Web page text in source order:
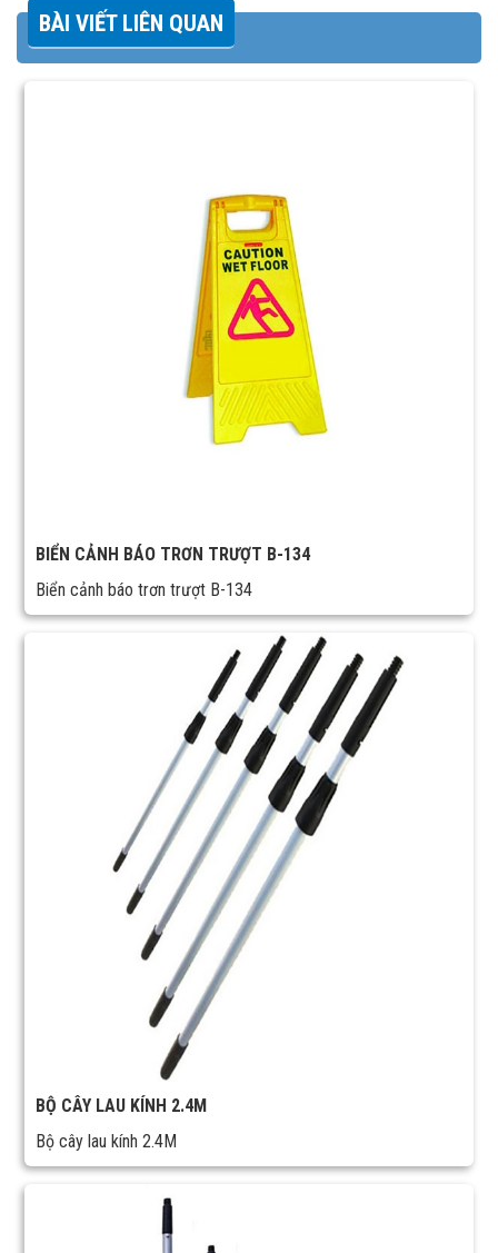
BÀI VIẾT LIÊN QUAN
BIỂN CẢNH BÁO TRƠN TRƯỢT B-134
Biển cảnh báo trơn trượt B-134
BỘ CÂY LAU KÍNH 2.4M
Bộ cây lau kính 2.4M